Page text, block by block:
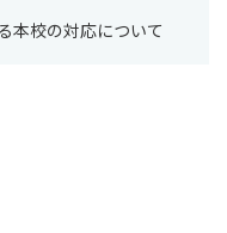
本校の対応について